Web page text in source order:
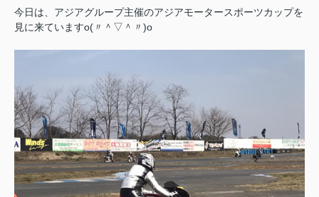
今日は、アジアグループ主催のアジアモータースポーツカップを
見に来ていますo(〃＾▽＾〃)o